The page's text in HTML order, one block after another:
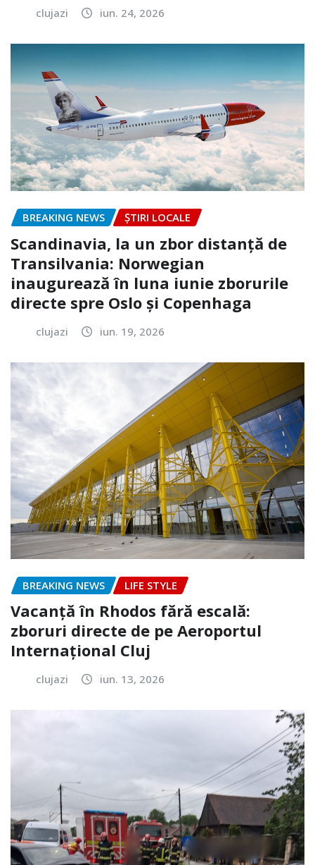
clujazi iun. 24, 2026
BREAKING NEWS ȘTIRI LOCALE
Scandinavia, la un zbor distanță de
Transilvania: Norwegian
inaugurează în luna iunie zborurile
directe spre Oslo și Copenhaga
clujazi iun. 19, 2026
BREAKING NEWS LIFE STYLE
Vacanță în Rhodos fără escală:
zboruri directe de pe Aeroportul
Internațional Cluj
clujazi iun. 13, 2026